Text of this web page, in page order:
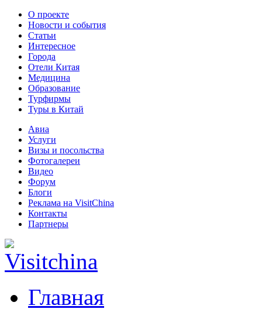
О проекте
Новости и события
Статьи
Интересное
Города
Отели Китая
Медицина
Образование
Турфирмы
Туры в Китай
Авиа
Услуги
Визы и посольства
Фотогалереи
Видео
Форум
Блоги
Реклама на VisitChina
Контакты
Партнеры
Главная